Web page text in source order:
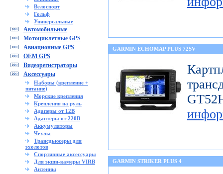
Велоспорт
Гольф
Универсальные
Автомобильные
Мотоциклетные GPS
Авиационные GPS
OEM GPS
Видеорегистраторы
Аксессуары
Наборы (крепление +
питание)
Морские крепления
Крепления на руль
Адаперы от 12В
Адаптеры от 220В
Аккумуляторы
Чехлы
Трансдьюсеры для
эхолотов
Спортивные аксессуары
Для экшн-камеры VIRB
Антенны
GARMIN ECHOMAP PLUS 72SV
GARMIN STRIKER PLUS 4